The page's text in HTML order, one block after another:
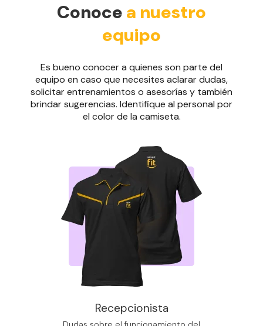
Conoce a nuestro
equipo
Es bueno conocer a quienes son parte del
equipo en caso que necesites aclarar dudas,
solicitar entrenamientos o asesorías y también
brindar sugerencias. Identifique al personal por
el color de la camiseta.
Recepcionista